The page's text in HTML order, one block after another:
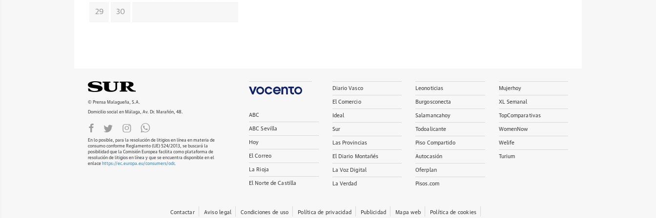
29 30
© Prensa Malagueña, S.A.
Domicilio social en Málaga, Av. Dr. Marañón, 48.
En lo posible, para la resolución de litigios en línea en materia de
consumo conforme Reglamento (UE) 524/2013, se buscará la
posibilidad que la Comisión Europea facilita como plataforma de
resolución de litigios en línea y que se encuentra disponible en el
enlace https://ec.europa.eu/consumers/odr.
ABC
ABC Sevilla
Hoy
El Correo
La Rioja
El Norte de Castilla
Diario Vasco
El Comercio
Ideal
Sur
Las Provincias
El Diario Montañés
La Voz Digital
La Verdad
Leonoticias
Burgosconecta
Salamancahoy
Todoalicante
Piso Compartido
Autocasión
Oferplan
Pisos.com
Mujerhoy
XL Semanal
TopComparativas
WomenNow
Welife
Turium
Contactar Aviso legal Condiciones de uso Política de privacidad Publicidad Mapa web Política de cookies